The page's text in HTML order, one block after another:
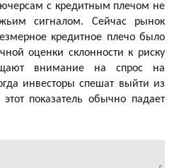
с кредитным плечом не
сигналом. Сейчас рынок
кредитное плечо было
оценки склонности к риску
внимание на спрос на
инвесторы спешат выйти из
показатель обычно падает